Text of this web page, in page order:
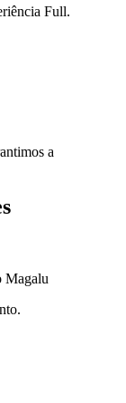
Full.
a
Magalu